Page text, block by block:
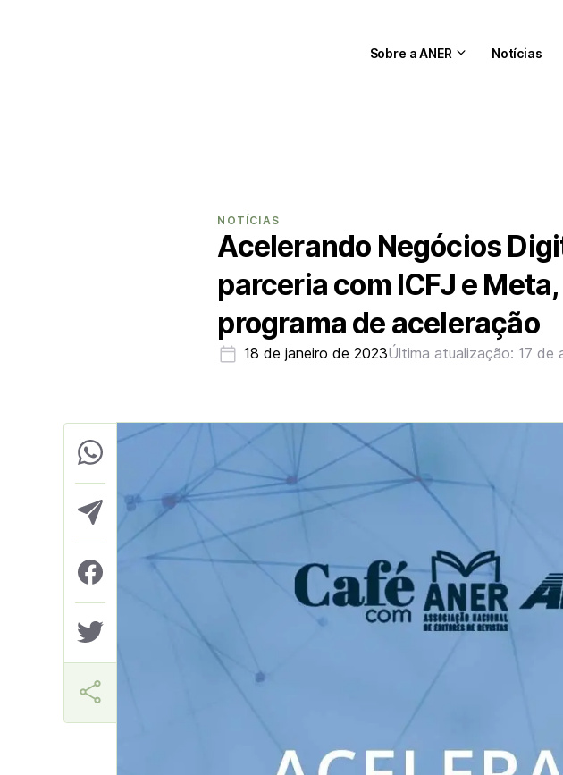
Sobre a ANER Notícias
NOTÍCIAS
Acelerando Negócios
parceria com ICFJ e
programa de aceleração
18 de janeiro de 2023Última atualização: 17 de